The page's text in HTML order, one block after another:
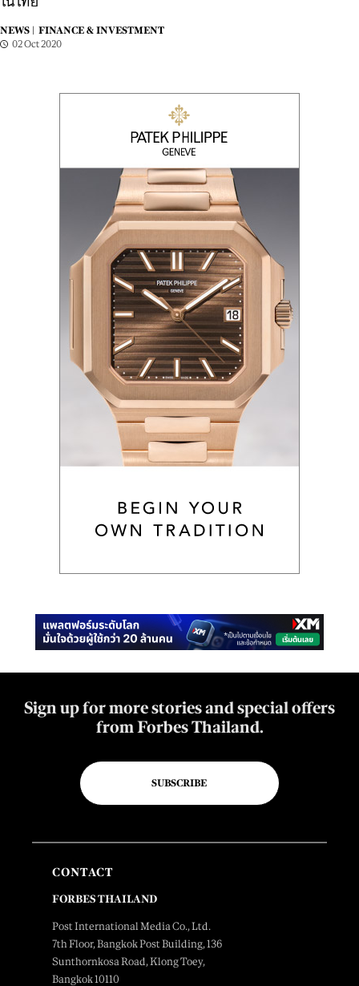
NEWS |
FINANCE & INVESTMENT
02 Oct 2020
Sign up for more stories and special offers
from Forbes Thailand.
SUBSCRIBE
CONTACT
FORBES THAILAND
Post International Media Co., Ltd.
7th Floor, Bangkok Post Building, 136
Sunthornkosa Road, Klong Toey,
Bangkok 10110